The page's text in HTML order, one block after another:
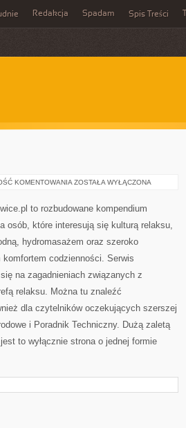
Redakcja Spadam Spis Treści
KOMENTOWANIA RYTUAŁY
ZOSTAŁA WYŁĄCZONA
to rozbudowane kompendium
osób, które interesują się kulturą relaksu,
hydromasażem oraz szeroko
komfortem codzienności. Serwis
na zagadnieniach związanych z
relaksu. Można tu znaleźć
dla czytelników oczekujących szerszej
i Poradnik Techniczny. Dużą zaletą
to wyłącznie strona o jednej formie